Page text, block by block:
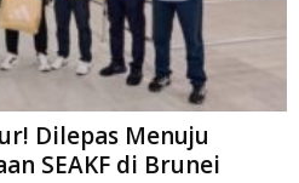
Dilepas Menuju
SEAKF di Brunei